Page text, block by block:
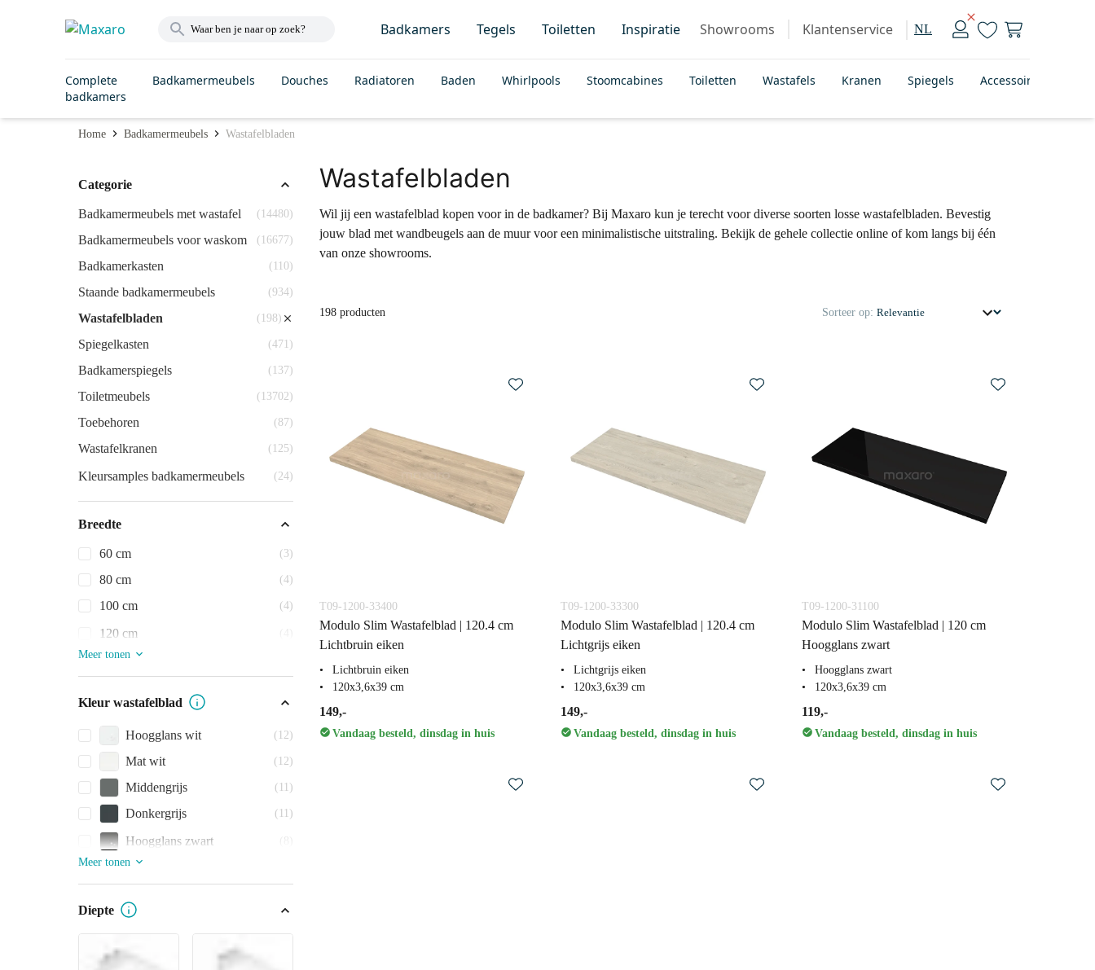
Badkamers Tegels Toiletten Inspiratie Showrooms Klantenservice NL
Complete
badkamers
Badkamermeubels Douches Radiatoren Baden Whirlpools Stoomcabines Toiletten Wastafels Kranen Spiegels Accessoires
Home Badkamermeubels Wastafelbladen
Categorie
Badkamermeubels met wastafel (14480)
Badkamermeubels voor waskom (16677)
Badkamerkasten (110)
Staande badkamermeubels (934)
Wastafelbladen (198)
Spiegelkasten (471)
Badkamerspiegels (137)
Toiletmeubels (13702)
Toebehoren (87)
Wastafelkranen (125)
Kleursamples badkamermeubels (24)
Breedte
60 cm (3)
80 cm (4)
100 cm (4)
120 cm
Meer tonen
Kleur wastafelblad
Hoogglans wit (12)
Mat wit (12)
Middengrijs (11)
Donkergrijs (11)
Hoogglans zwart
Meer tonen
Diepte
Wastafelbladen
Wil jij een wastafelblad kopen voor in de badkamer? Bij Maxaro kun je terecht voor diverse soorten losse wastafelbladen. Bevestig
jouw blad met wandbeugels aan de muur voor een minimalistische uitstraling. Bekijk de gehele collectie online of kom langs bij één
van onze showrooms.
198 producten Sorteer op:
T09-1200-33400
Modulo Slim Wastafelblad | 120.4 cm
Lichtbruin eiken
Lichtbruin eiken
120x3,6x39 cm
149,-
Vandaag besteld, dinsdag in huis
T09-1200-33300
Modulo Slim Wastafelblad | 120.4 cm
Lichtgrijs eiken
Lichtgrijs eiken
120x3,6x39 cm
149,-
Vandaag besteld, dinsdag in huis
T09-1200-31100
Modulo Slim Wastafelblad | 120 cm
Hoogglans zwart
Hoogglans zwart
120x3,6x39 cm
119,-
Vandaag besteld, dinsdag in huis